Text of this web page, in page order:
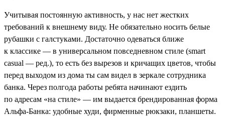
Учитывая постоянную активность, у нас нет жестких
требований к внешнему виду. Не обязательно носить белые
рубашки с галстуками. Достаточно одеваться ближе
к классике — в универсальном повседневном стиле (smart
casual — ред.), то есть без вырезов и кричащих цветов, чтобы
перед выходом из дома ты сам видел в зеркале сотрудника
банка. Через полгода работы ребята начинают ездить
по адресам «на стиле» — им выдается брендированная форма
Альфа-Банка: удобные худи, фирменные рюкзаки, планшеты.